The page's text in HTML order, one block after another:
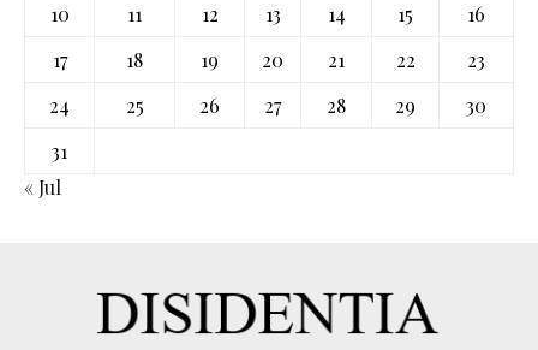
10
11 12 13 14 15
16
17
18 19 20 21 22
23
24
25 26 27 28 29
30
31
« Jul